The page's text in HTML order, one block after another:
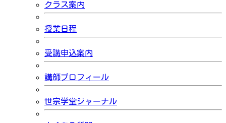
クラス案内
授業日程
受講申込案内
講師プロフィール
世宗学堂ジャーナル